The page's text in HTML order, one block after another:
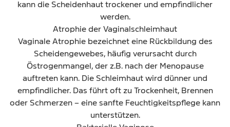
kann die Scheidenhaut trockener und empfindlicher
werden.
Atrophie der Vaginalschleimhaut
Vaginale Atrophie bezeichnet eine Rückbildung des
Scheidengewebes, häufig verursacht durch
Östrogenmangel, der z.B. nach der Menopause
auftreten kann. Die Schleimhaut wird dünner und
empfindlicher. Das führt oft zu Trockenheit, Brennen
oder Schmerzen – eine sanfte Feuchtigkeitspflege kann
unterstützen.